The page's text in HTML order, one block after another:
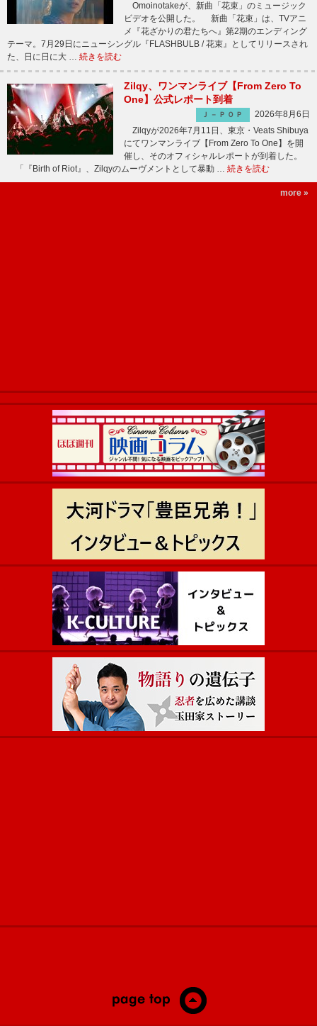
Omoinotakeが、新曲「花束」のミュージック
ビデオを公開した。 新曲「花束」は、TVアニ
メ『花ざかりの君たちへ』第2期のエンディング
テーマ。7月29日にニューシングル『FLASHBULB / 花束』としてリリースされ
た、日に日に大 … 続きを読む
Zilqy、ワンマンライブ【From Zero To
One】公式レポート到着
Ｊ－ＰＯＰ
2026年8月6日
Zilqyが2026年7月11日、東京・Veats Shibuya
にてワンマンライブ【From Zero To One】を開
催し、そのオフィシャルレポートが到着した。
「『Birth of Riot』、Zilqyのムーヴメントとして暴動 … 続きを読む
more »